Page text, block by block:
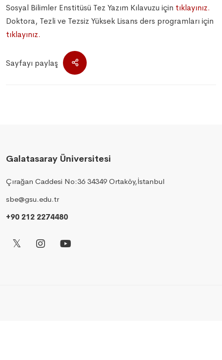
Sosyal Bilimler Enstitüsü Tez Yazım Kılavuzu için tıklayınız.
Doktora, Tezli ve Tezsiz Yüksek Lisans ders programları için
tıklayınız.
Sayfayı paylaş
Galatasaray Üniversitesi
Çırağan Caddesi No:36 34349 Ortaköy,İstanbul
sbe@gsu.edu.tr
+90 212 2274480